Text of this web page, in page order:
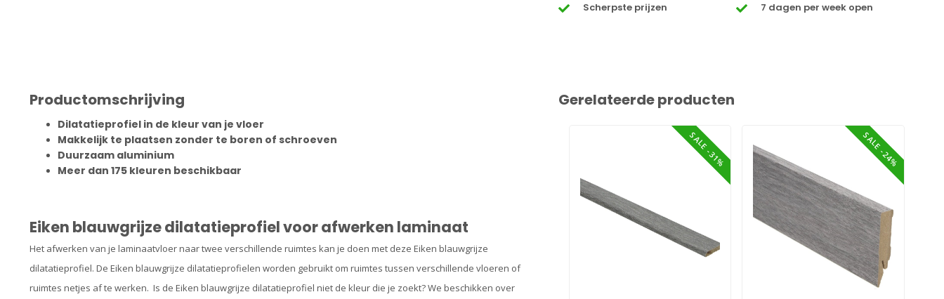
Scherpste prijzen 7 dagen per week open
Productomschrijving
Dilatatieprofiel in de kleur van je vloer
Makkelijk te plaatsen zonder te boren of schroeven
Duurzaam aluminium
Meer dan 175 kleuren beschikbaar
Eiken blauwgrijze dilatatieprofiel voor afwerken laminaat
Het afwerken van je laminaatvloer naar twee verschillende ruimtes kan je doen met deze Eiken blauwgrijze
dilatatieprofiel. De Eiken blauwgrijze dilatatieprofielen worden gebruikt om ruimtes tussen verschillende vloeren of
ruimtes netjes af te werken. Is de Eiken blauwgrijze dilatatieprofiel niet de kleur die je zoekt? We beschikken over
Gerelateerde producten
SALE -31% SALE -24%